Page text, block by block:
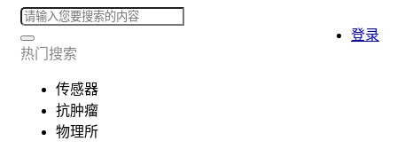
热门搜索
传感器
抗肿瘤
物理所
登录